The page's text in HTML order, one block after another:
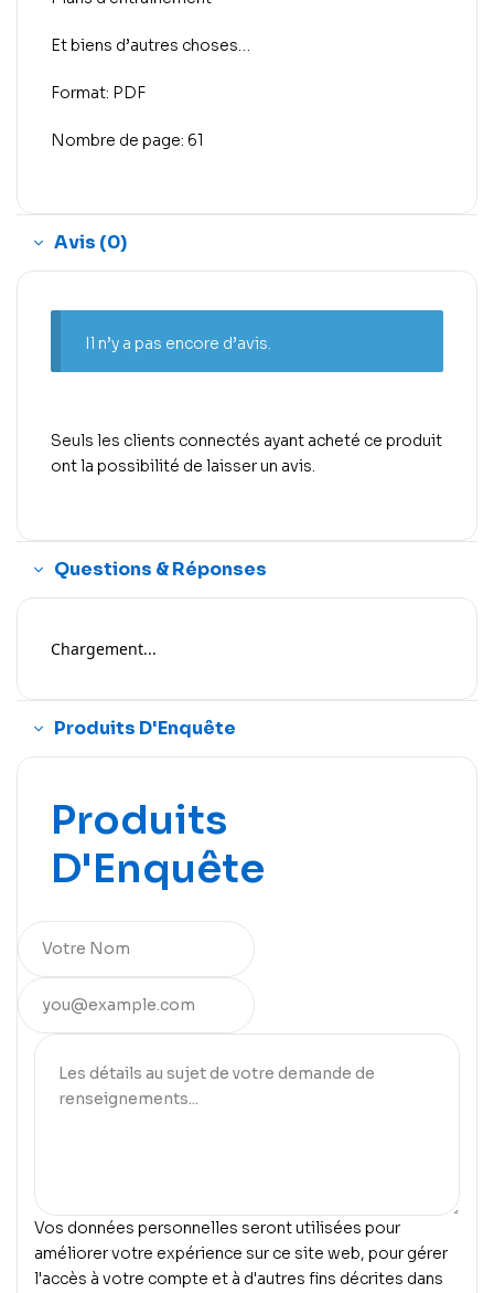
Et biens d’autres choses…
Format: PDF
Nombre de page: 61
Avis (0)
Il n’y a pas encore d’avis.
Seuls les clients connectés ayant acheté ce produit
ont la possibilité de laisser un avis.
Questions & Réponses
Chargement...
Produits D'Enquête
Produits
D'Enquête
Vos données personnelles seront utilisées pour
améliorer votre expérience sur ce site web, pour gérer
l'accès à votre compte et à d'autres fins décrites dans